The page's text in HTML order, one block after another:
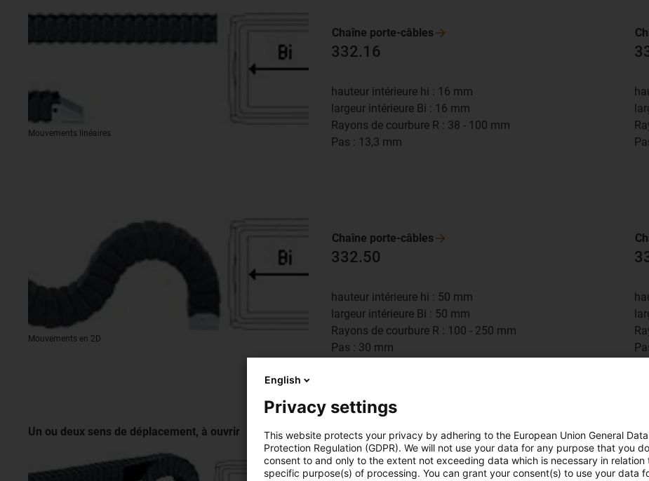
Mouvements linéaires
332.16
hauteur intérieure hi : 16 mm
largeur intérieure Bi : 16 mm
Rayons de courbure R : 38 - 100 mm
Pas : 13,3 mm
Chaîne porte-câbles
Mouvements en 2D
332.50
hauteur intérieure hi : 50 mm
largeur intérieure Bi : 50 mm
Rayons de courbure R : 100 - 250 mm
Pas : 30 mm
Chaîne porte-câbles
Un ou deux sens de déplacement, à ouvrir
chaîne électronique®, àouvrir
English
Privacy settings
This website protects your privacy by adhering to the European Union General Data
Protection Regulation (GDPR). We will not use your data for any purpose that you
consent to and only to the extent not exceeding data which is necessary in relation
specific purpose(s) of processing. You can grant your consent(s) to use your data